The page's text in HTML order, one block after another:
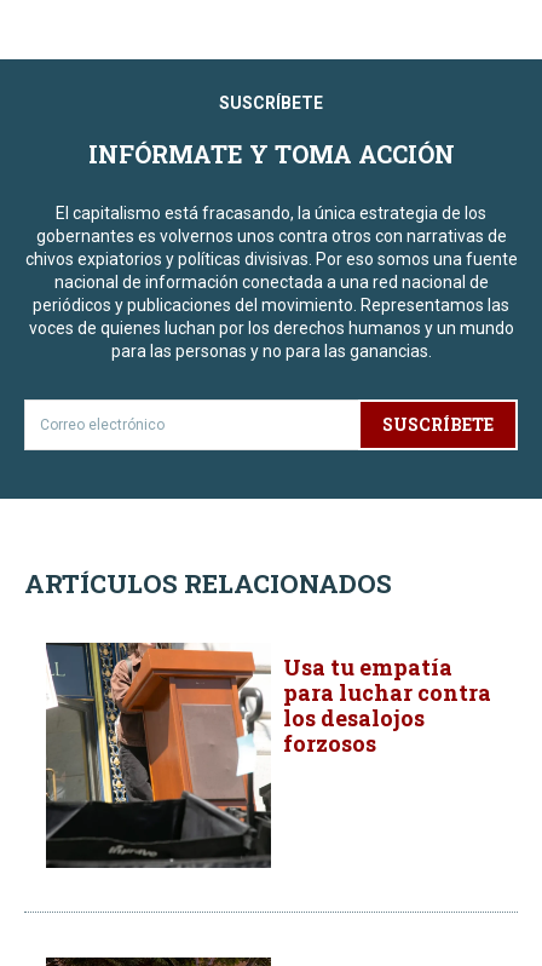
SUSCRÍBETE
INFÓRMATE Y TOMA ACCIÓN
El capitalismo está fracasando, la única estrategia de los
gobernantes es volvernos unos contra otros con narrativas de
chivos expiatorios y políticas divisivas. Por eso somos una fuente
nacional de información conectada a una red nacional de
periódicos y publicaciones del movimiento. Representamos las
voces de quienes luchan por los derechos humanos y un mundo
para las personas y no para las ganancias.
SUSCRÍBETE
ARTÍCULOS RELACIONADOS
Usa tu empatía
para luchar contra
los desalojos
forzosos